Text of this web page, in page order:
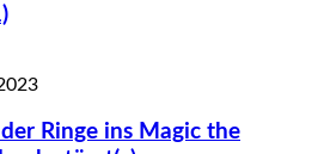
Ringe ins Magic the